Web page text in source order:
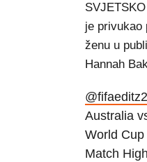
je privukao
ženu u
Hannah
Australia
World
Match